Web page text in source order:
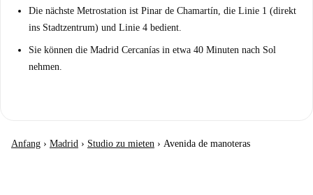
Die nächste Metrostation ist Pinar de Chamartín, die Linie 1 (direkt
ins Stadtzentrum) und Linie 4 bedient.
Sie können die Madrid Cercanías in etwa 40 Minuten nach Sol
nehmen.
Anfang › Madrid › Studio zu mieten › Avenida de manoteras